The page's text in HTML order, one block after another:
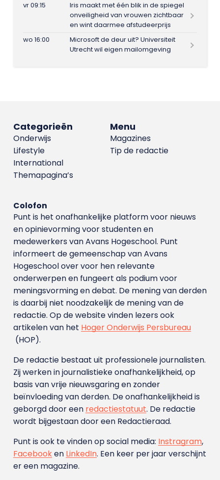
vr 09:15
Iris maakt met één blik in de spiegel
onveiligheid van vrouwen zichtbaar
en wint daarmee afstudeerprijs
wo 16:00
Microsoft de deur uit? Universiteit
Utrecht wil eigen mailomgeving
Menu
Magazines
Tip de redactie
Categorieën
Onderwijs
Lifestyle
International
Themapagina’s
Colofon
Punt is het onafhankelijke platform voor nieuws
en opinievorming voor studenten en
medewerkers van Avans Hoge­school. Punt
informeert de gemeenschap van Avans
Hogeschool over voor hen relevante
onderwerpen en fungeert als podium voor
meningsvorming en debat. De mening van derden
is daarbij niet noodzakelijk de mening van de
redactie. Op de website vinden lezers ook
artikelen van het Hoger Onderwijs Persbureau
(HOP).
De redactie bestaat uit professionele journalisten.
Zij werken in journalistieke onafhankelijkheid, op
basis van vrije nieuwsgaring en zonder
beïnvloeding van derden. De onafhankelijkheid is
geborgd door een redactiestatuut. De redactie
wordt bijgestaan door een Redactieraad.
Punt is ook te vinden op social media: Instragram,
Facebooken LinkedIn. Een keer per jaar verschijnt
er een magazine.